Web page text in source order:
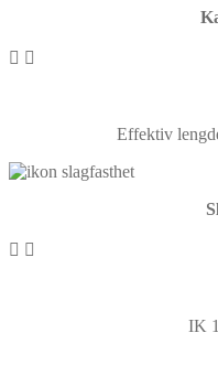
Effektiv
IK